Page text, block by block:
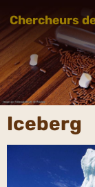
Chercheurs
Iceberg